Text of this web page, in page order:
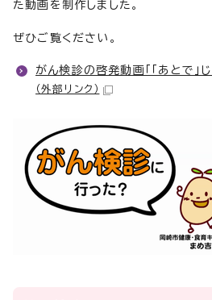
た動画を制作しました。
ぜひご覧ください。
がん検診の啓発動画「「あとで」
（外部リンク）